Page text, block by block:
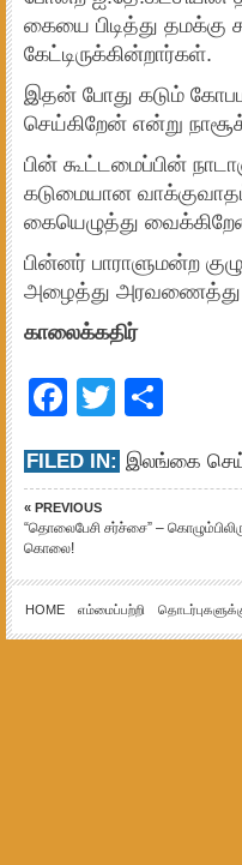
கையை பிடித்து தமக்கு
கேட்டிருக்கின்றார்கள்.
இதன் போது கடும்
செய்கிறேன் என்று
பின் கூட்டமைப்பின்
கடுமையான
கையெழுத்து
பின்னர் பாராளுமன்ற
அழைத்து அரவணைத்து
காலைக்கதிர்
Facebook
Twitter
FILED IN: இலங்கை
« PREVIOUS
“தொலைபேசி சர்ச்சை” –
கொலை!
HOME எம்மைப்பற்றி